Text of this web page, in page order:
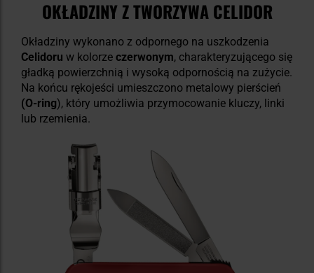
OKŁADZINY Z TWORZYWA CELIDOR
Okładziny wykonano z odpornego na uszkodzenia
Celidoru w kolorze czerwonym, charakteryzującego się
gładką powierzchnią i wysoką odpornością na zużycie.
Na końcu rękojeści umieszczono metalowy pierścień
(O-ring), który umożliwia przymocowanie kluczy, linki
lub rzemienia.